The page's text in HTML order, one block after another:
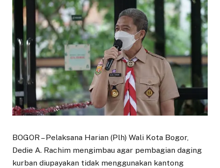
BOGOR – Pelaksana Harian (Plh) Wali Kota Bogor,
Dedie A. Rachim mengimbau agar pembagian daging
kurban diupayakan tidak menggunakan kantong